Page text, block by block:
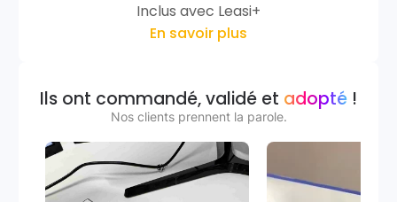
Inclus avec Leasi+
En savoir plus
Ils ont commandé, validé et adopté !
Nos clients prennent la parole.